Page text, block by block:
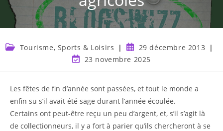
Tourisme, Sports & Loisirs
29 décembre 2013
23 novembre 2025
Les fêtes de fin d’année sont passées, et tout le monde a
enfin su s’il avait été sage durant l’année écoulée.
Certains ont peut-être reçu un peu d’argent, et, s’il s’agit là
de collectionneurs, il y a fort à parier qu’ils chercheront à se